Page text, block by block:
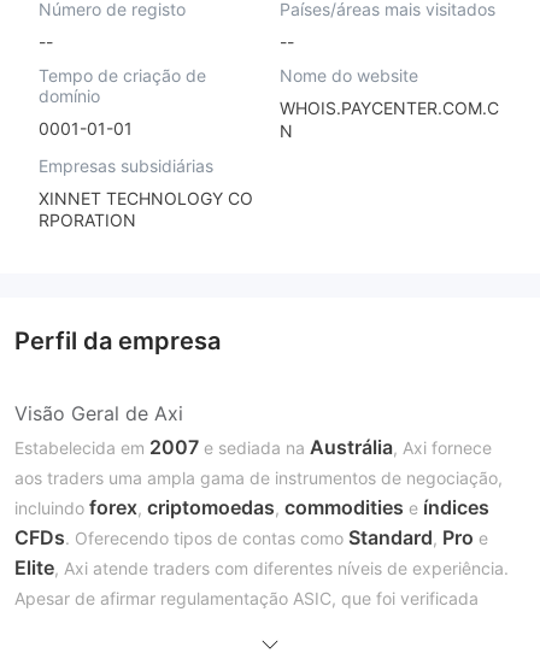
Número de registo
--
Países/áreas mais visitados
--
Tempo de criação de
domínio
0001-01-01
Nome do website
WHOIS.PAYCENTER.COM.C
N
Empresas subsidiárias
XINNET TECHNOLOGY CO
RPORATION
Perfil da empresa
Visão Geral de Axi
Estabelecida em 2007 e sediada na Austrália, Axi fornece
aos traders uma ampla gama de instrumentos de negociação,
incluindo forex, criptomoedas, commodities e índices
CFDs. Oferecendo tipos de contas como Standard, Pro e
Elite, Axi atende traders com diferentes níveis de experiência.
Apesar de afirmar regulamentação ASIC, que foi verificada